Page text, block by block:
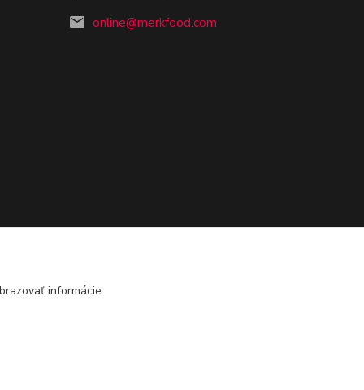
online@merkfood.com
informácie